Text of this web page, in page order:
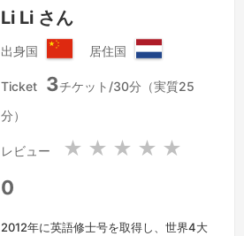
とのコミュニケーションの窓口役も担当
ディ…続きを見る »
Li Li さん
出身国
華
共
居住国
ラ
王
Ticket 3チケット/30分（実質25
分）
レビュー ★ ★ ★ ★ ★
0
2012年に英語修士号を取得し、世界4大